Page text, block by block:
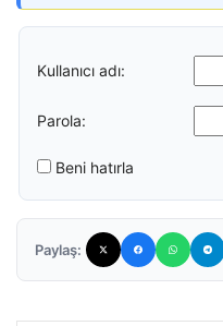
Kullanıcı adı:
Parola:
Beni hatırla
Paylaş: